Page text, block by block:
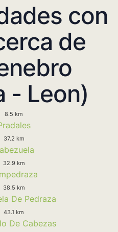
con
de
- Leon)
8.5 km
37.2 km
32.9 km
38.5 km
De Pedraza
43.1 km
De Cabezas